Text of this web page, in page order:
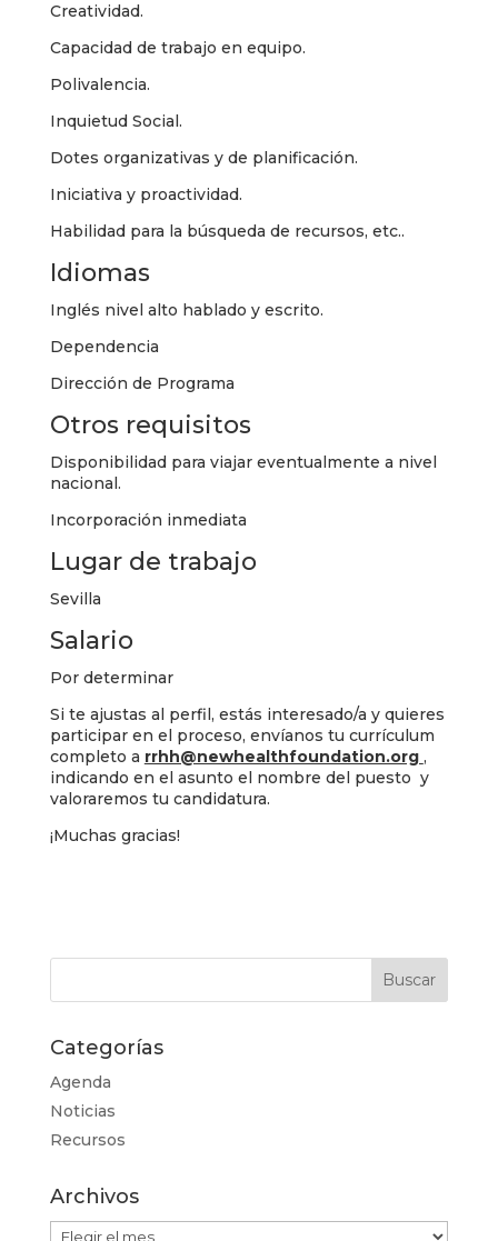
Creatividad.
Capacidad de trabajo en equipo.
Polivalencia.
Inquietud Social.
Dotes organizativas y de planificación.
Iniciativa y proactividad.
Habilidad para la búsqueda de recursos, etc..
Idiomas
Inglés nivel alto hablado y escrito.
Dependencia
Dirección de Programa
Otros requisitos
Disponibilidad para viajar eventualmente a nivel
nacional.
Incorporación inmediata
Lugar de trabajo
Sevilla
Salario
Por determinar
Si te ajustas al perfil, estás interesado/a y quieres
participar en el proceso, envíanos tu currículum
completo a rrhh@newhealthfoundation.org ,
indicando en el asunto el nombre del puesto y
valoraremos tu candidatura.
¡Muchas gracias!
Categorías
Agenda
Noticias
Recursos
Archivos
Archivos